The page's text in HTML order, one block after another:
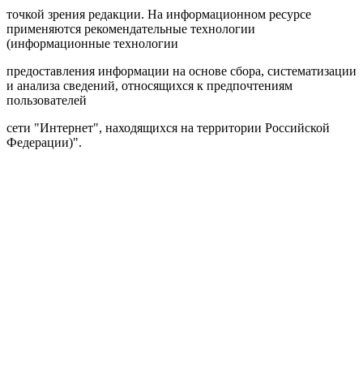
точкой зрения редакции. На информационном ресурсе
применяются рекомендательные технологии
(информационные технологии
предоставления информации на основе сбора, систематизации
и анализа сведений, относящихся к предпочтениям
пользователей
сети "Интернет", находящихся на территории Российской
Федерации)".